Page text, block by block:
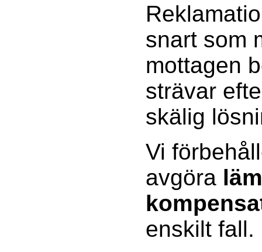
snart som
mottagen
strävar
skälig
Vi
avgöra
enskilt fall.